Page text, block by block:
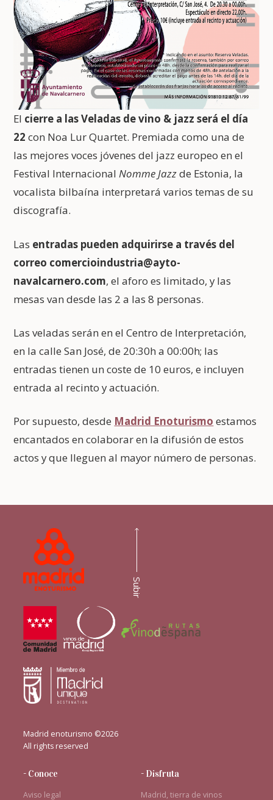
El cierre a las Veladas de vino & jazz será el día
22 con Noa Lur Quartet. Premiada como una de
las mejores voces jóvenes del jazz europeo en el
Festival InternacionalNomme Jazzde Estonia, la
vocalista bilbaína interpretará varios temas de su
discografía.
Las entradas pueden adquirirse a través del
correo comercioindustria@ayto-
navalcarnero.com, el aforo es limitado, y las
mesas van desde las 2 a las 8 personas.
Las veladas serán en el Centro de Interpretación,
en la calle San José, de 20:30h a 00:00h; las
entradas tienen un coste de 10 euros, e incluyen
entrada al recinto y actuación.
Por supuesto, desde Madrid Enoturismo estamos
encantados en colaborar en la difusión de estos
actos y que lleguen al mayor número de personas.
Madrid enoturismo ©2026
All rights reserved
- Conoce
Aviso legal
- Disfruta
Madrid, tierra de vinos
Subir